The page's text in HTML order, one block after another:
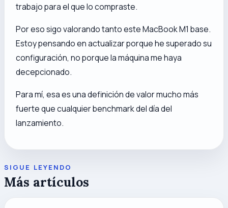
trabajo para el que lo compraste.
Por eso sigo valorando tanto este MacBook M1 base.
Estoy pensando en actualizar porque he superado su
configuración, no porque la máquina me haya
decepcionado.
Para mí, esa es una definición de valor mucho más
fuerte que cualquier benchmark del día del
lanzamiento.
SIGUE LEYENDO
Más artículos